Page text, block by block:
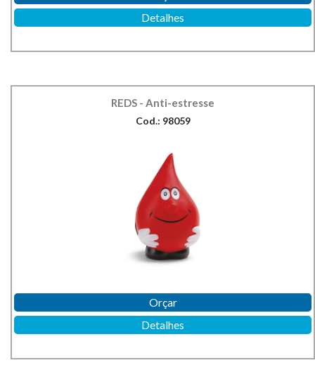
Detalhes
REDS - Anti-estresse
Cod.: 98059
Orçar
Detalhes